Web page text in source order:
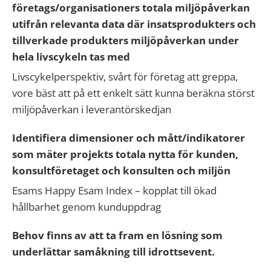
företags/organisationers totala miljöpåverkan
utifrån relevanta data där insatsprodukters och
tillverkade produkters miljöpåverkan under
hela livscykeln tas med
Livscykelperspektiv, svårt för företag att greppa,
vore bäst att på ett enkelt sätt kunna beräkna störst
miljöpåverkan i leverantörskedjan
Identifiera dimensioner och mått/indikatorer
som mäter projekts totala nytta för kunden,
konsultföretaget och konsulten och miljön
Esams Happy Esam Index – kopplat till ökad
hållbarhet genom kunduppdrag
Behov finns av att ta fram en lösning som
underlättar samåkning till idrottsevent.